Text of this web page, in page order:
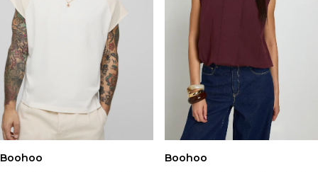
Boohoo
Boohoo